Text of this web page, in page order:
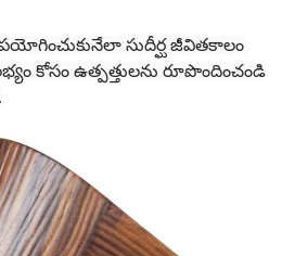
సుదీర్ఘ జీవితకాలం
కోసం ఉత్పత్తులను రూపొందించండి